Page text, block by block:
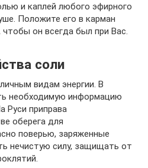
и каплей любого эфирного
Положите его в карман
он всегда был при Вас.
соли
видам энергии. В
необходимую информацию
Руси приправа
оберега для
поверью, заряженные
нечистую силу, защищать от